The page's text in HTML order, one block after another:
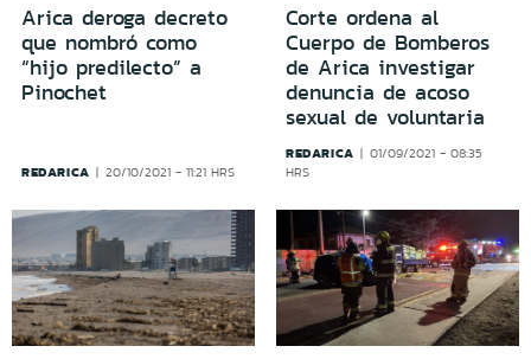
Arica deroga decreto
que nombró como
“hijo predilecto” a
Pinochet
REDARICA 20/10/2021 - 11:21 HRS
Corte ordena al
Cuerpo de Bomberos
de Arica investigar
denuncia de acoso
sexual de voluntaria
REDARICA
01/09/2021 - 08:35
HRS